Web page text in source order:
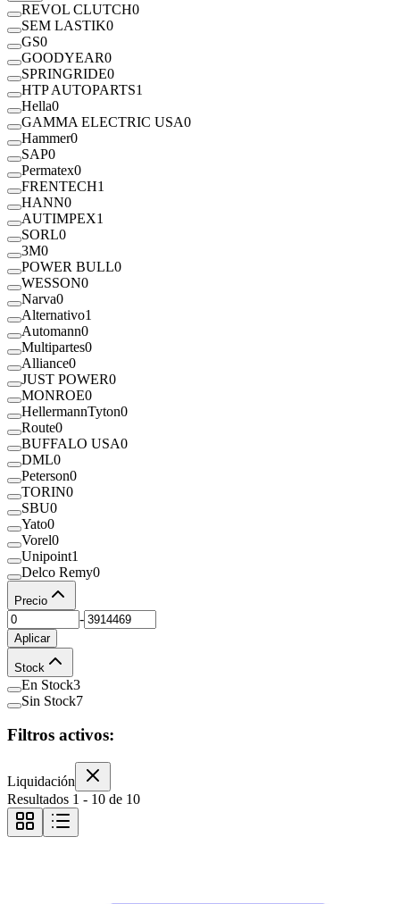
REVOL CLUTCH0
SEM LASTIK0
GS0
GOODYEAR0
SPRINGRIDE0
HTP AUTOPARTS1
Hella0
GAMMA ELECTRIC USA0
Hammer0
SAP0
Permatex0
FRENTECH1
HANN0
AUTIMPEX1
SORL0
3M0
POWER BULL0
WESSON0
Narva0
Alternativo1
Automann0
Multipartes0
Alliance0
JUST POWER0
MONROE0
HellermannTyton0
Route0
BUFFALO USA0
DML0
Peterson0
TORIN0
SBU0
Yato0
Vorel0
Unipoint1
Delco Remy0
Precio
-
Aplicar
Stock
En Stock3
Sin Stock7
Filtros activos:
Liquidación
Resultados 1 - 10 de 10